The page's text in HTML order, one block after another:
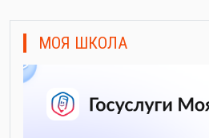
МОЯ ШКОЛА